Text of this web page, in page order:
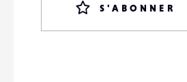
S'ABONNER